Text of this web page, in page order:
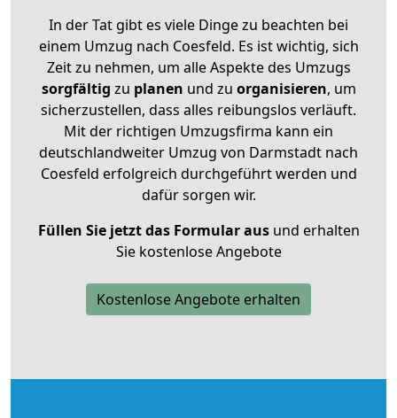
In der Tat gibt es viele Dinge zu beachten bei
einem Umzug nach Coesfeld. Es ist wichtig, sich
Zeit zu nehmen, um alle Aspekte des Umzugs
sorgfältig zu planen und zu organisieren, um
sicherzustellen, dass alles reibungslos verläuft.
Mit der richtigen Umzugsfirma kann ein
deutschlandweiter Umzug von Darmstadt nach
Coesfeld erfolgreich durchgeführt werden und
dafür sorgen wir.
Füllen Sie jetzt das Formular ausund erhalten
Sie kostenlose Angebote
Kostenlose Angebote erhalten